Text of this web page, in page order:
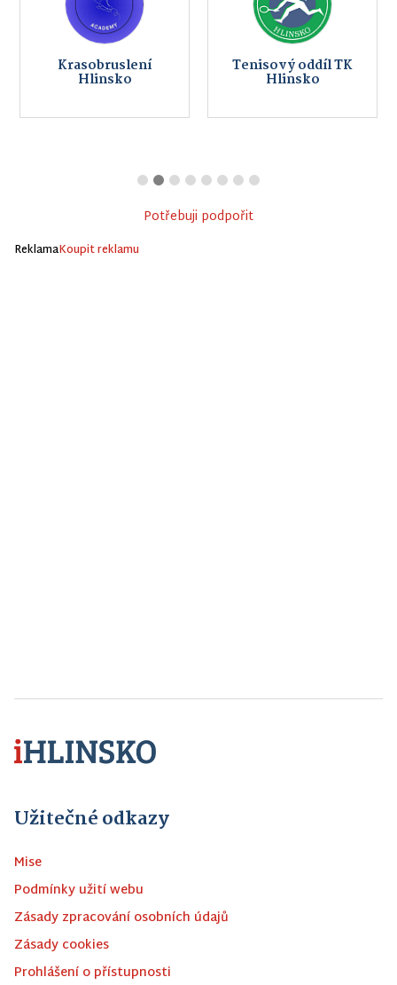
Krasobruslení
Hlinsko
Tenisový oddíl TK
Hlinsko
Potřebuji podpořit
ReklamaKoupit reklamu
Užitečné odkazy
Mise
Podmínky užití webu
Zásady zpracování osobních údajů
Zásady cookies
Prohlášení o přístupnosti